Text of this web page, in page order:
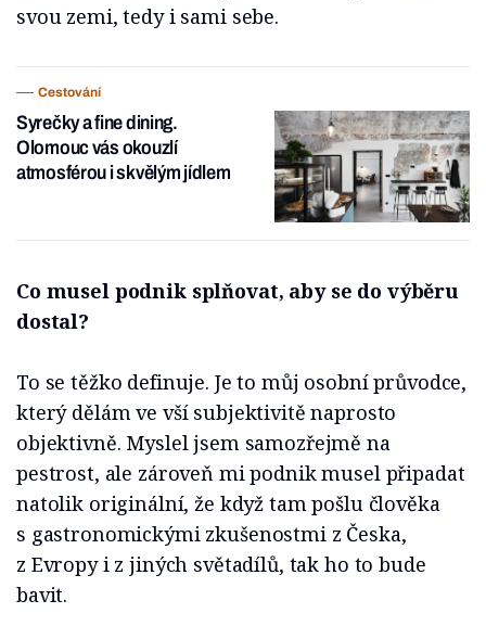
svou zemi, tedy i sami sebe.
Cestování
Syrečky a fine dining.
Olomouc vás okouzlí
atmosférou i skvělým jídlem
Co musel podnik splňovat, aby se do výběru
dostal?
To se těžko definuje. Je to můj osobní průvodce,
který dělám ve vší subjektivitě naprosto
objektivně. Myslel jsem samozřejmě na
pestrost, ale zároveň mi podnik musel připadat
natolik originální, že když tam pošlu člověka
s gastronomickými zkušenostmi z Česka,
z Evropy i z jiných světadílů, tak ho to bude
bavit.